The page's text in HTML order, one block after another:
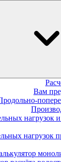
Вам
нагрузок
нагрузок